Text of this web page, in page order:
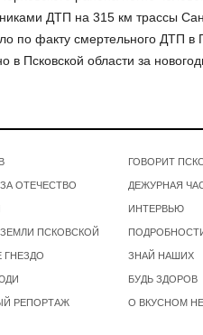
ДТП на 315 км трассы
по факту смертельного ДТП в
Псковской области за
ОТЕЧЕСТВО
ПСКОВСКОЙ
ГНЕЗДО
РЕПОРТАЖ
ГОВОРИТ
ДЕЖУРНАЯ
ИНТЕРВЬЮ
ЗНАЙ НАШИХ
БУДЬ ЗДОРОВ
О ВКУСНОМ